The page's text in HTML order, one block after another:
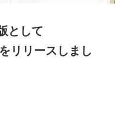
として
リリースしまし